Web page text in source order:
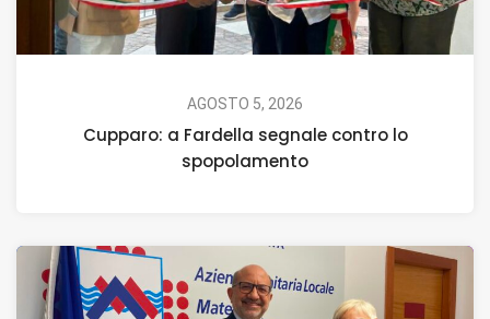
AGOSTO 5, 2026
Cupparo: a Fardella segnale contro lo
spopolamento